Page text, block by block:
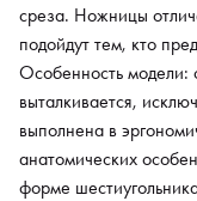
среза. Ножницы
подойдут тем, кто
Особенность модели:
выталкивается,
выполнена в
анатомических
форме